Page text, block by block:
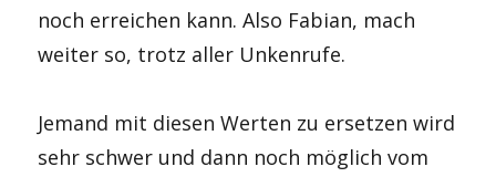
noch erreichen kann. Also Fabian, mach
weiter so, trotz aller Unkenrufe.
Jemand mit diesen Werten zu ersetzen wird
sehr schwer und dann noch möglich vom